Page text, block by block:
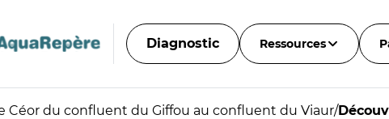
Diagnostic Ressources
Céor du confluent du Giffou au confluent du Viaur/